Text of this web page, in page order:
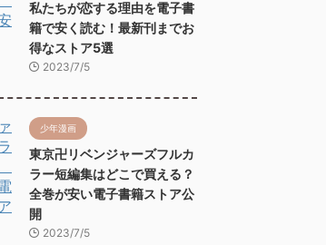
私たちが恋する理由を電子書
籍で安く読む！最新刊までお
得なストア5選
2023/7/5
少年漫画
東京卍リベンジャーズフルカ
ラー短編集はどこで買える？
全巻が安い電子書籍ストア公
開
2023/7/5